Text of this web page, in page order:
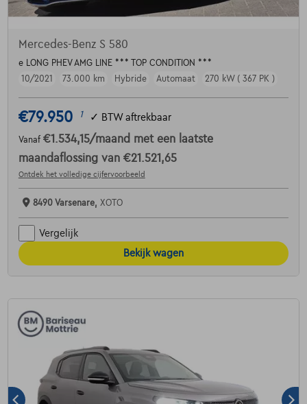
Mercedes-Benz S 580
e LONG PHEV AMG LINE *** TOP CONDITION ***
10/2021
73.000 km Hybride Automaat 270 kW ( 367 PK )
€79.950 1 ✓ BTW aftrekbaar
Vanaf €1.534,15/maand met een laatste
maandaflossing van €21.521,65
Ontdek het volledige cijfervoorbeeld
8490 Varsenare, XOTO
Vergelijk
Bekijk wagen